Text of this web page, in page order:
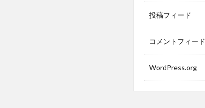
投稿フィード
コメントフィード
WordPress.org